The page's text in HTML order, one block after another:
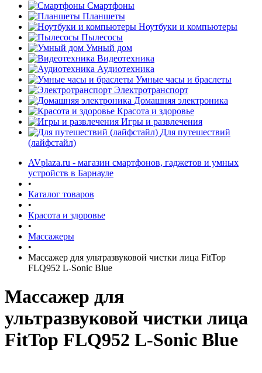
Смартфоны
Планшеты
Ноутбуки и компьютеры
Пылесосы
Умный дом
Видеотехника
Аудиотехника
Умные часы и браслеты
Электротранспорт
Домашняя электроника
Красота и здоровье
Игры и развлечения
Для путешествий
(лайфстайл)
AVplaza.ru - магазин смартфонов, гаджетов и умных
устройств в Барнауле
•
Каталог товаров
•
Красота и здоровье
•
Массажеры
•
Массажер для ультразвуковой чистки лица FitTop
FLQ952 L-Sonic Blue
Массажер для
ультразвуковой чистки лица
FitTop FLQ952 L-Sonic Blue
раз в 2 недели